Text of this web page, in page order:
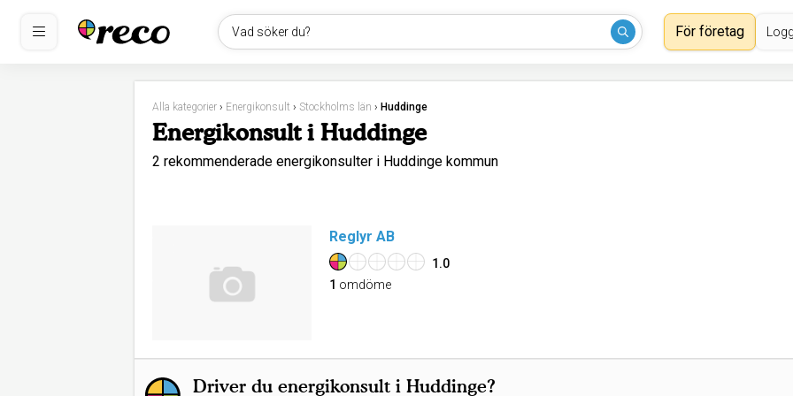
Vad söker du? För företag
Alla kategorier › Energikonsult › Stockholms län › Huddinge
Energikonsult i Huddinge
2 rekommenderade energikonsulter i Huddinge kommun
Reglyr AB
1.0
1 omdöme
Driver du energikonsult i Huddinge?